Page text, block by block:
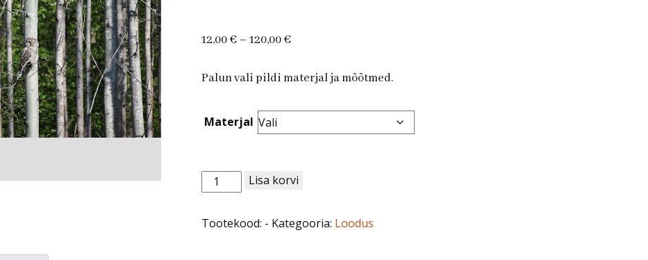
12,00€ –120,00€Price
12,00 €
Palun vali pildi materjal ja mõõtmed.
Materjal
Loodus
nr
Händkakk
Lisa korvi
Tootekood: - Kategooria: Loodus